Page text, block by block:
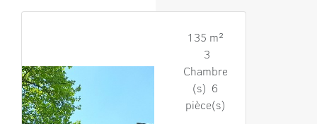
135 m²
3
Chambre
(s) 6
pièce(s)